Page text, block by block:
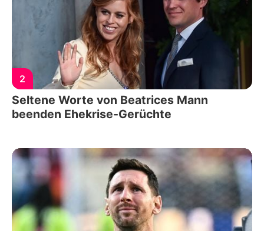
2
Seltene Worte von Beatrices Mann
beenden Ehekrise-Gerüchte